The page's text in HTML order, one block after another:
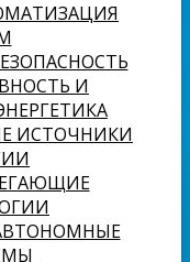
И
ИСТОЧНИКИ